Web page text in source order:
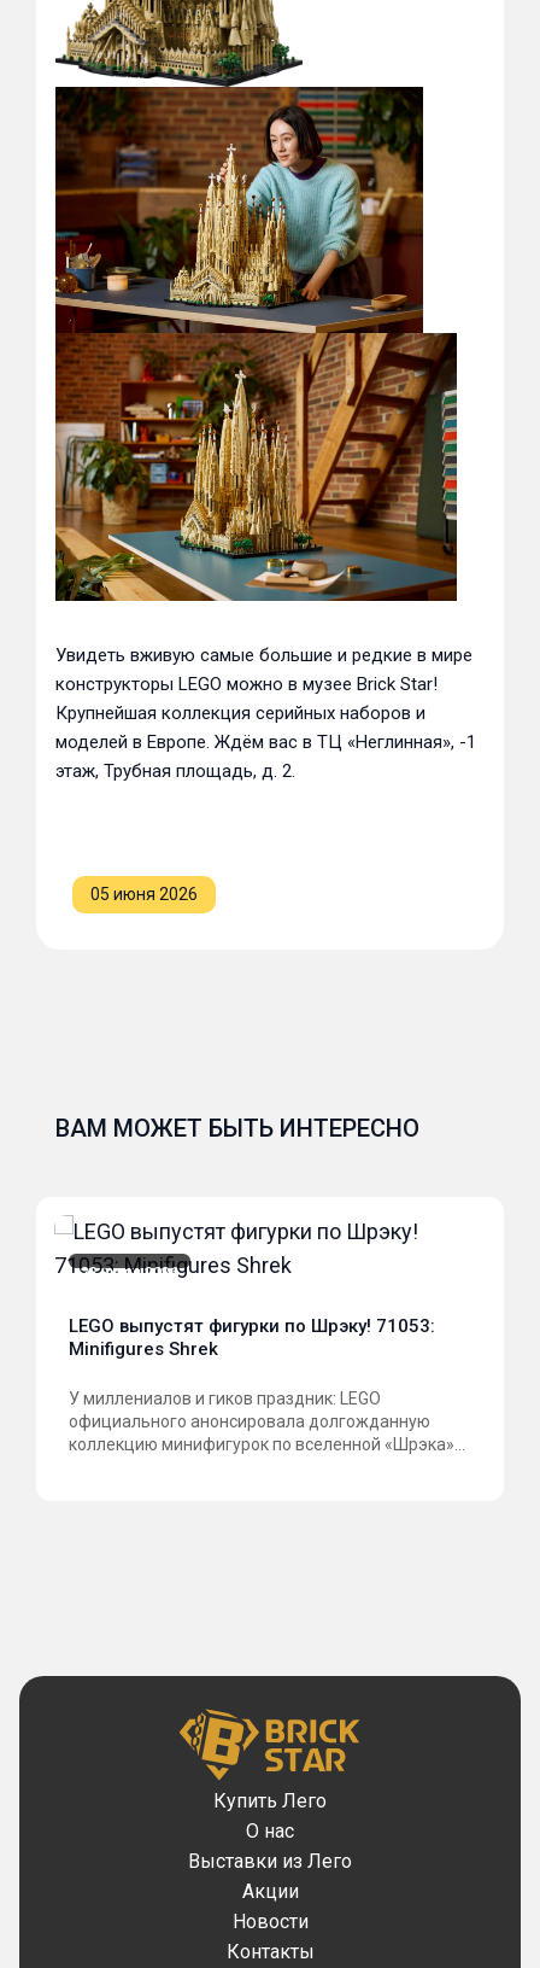
Увидеть вживую самые большие и редкие в мире
конструкторы LEGO можно в музее Brick Star!
Крупнейшая коллекция серийных наборов и
моделей в Европе. Ждём вас в ТЦ «Неглинная», -1
этаж, Трубная площадь, д. 2.
05 июня 2026
ВАМ МОЖЕТ БЫТЬ ИНТЕРЕСНО
по Шрэку! 71053:
праздник: LEGO
долгожданную
по вселенной «Шрэка»...
Секретные материалы
Лего анонсировала
посвящённую
фантастическому
Купить Лего
О нас
Выставки из Лего
Акции
Новости
Контакты